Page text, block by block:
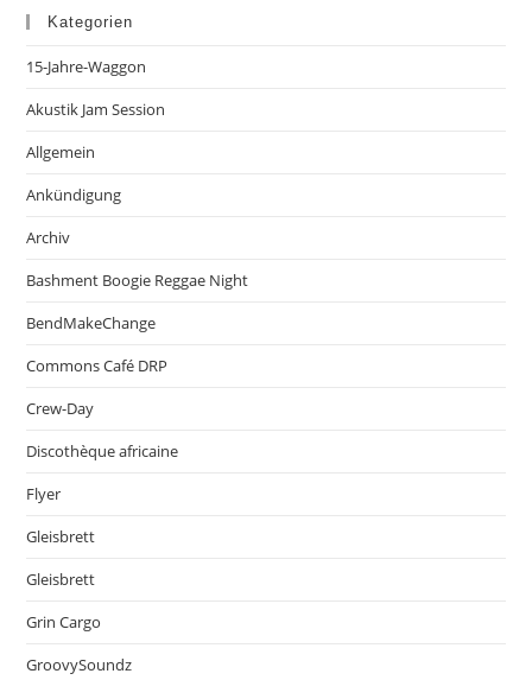
Kategorien
15-Jahre-Waggon
Akustik Jam Session
Allgemein
Ankündigung
Archiv
Bashment Boogie Reggae Night
BendMakeChange
Commons Café DRP
Crew-Day
Discothèque africaine
Flyer
Gleisbrett
Gleisbrett
Grin Cargo
GroovySoundz